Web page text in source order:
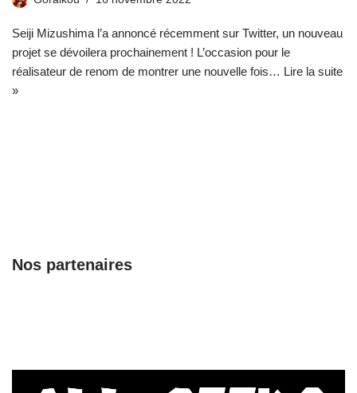
Seiji Mizushima l’a annoncé récemment sur Twitter, un nouveau
projet se dévoilera prochainement ! L’occasion pour le
réalisateur de renom de montrer une nouvelle fois… Lire la suite
»
Nos partenaires